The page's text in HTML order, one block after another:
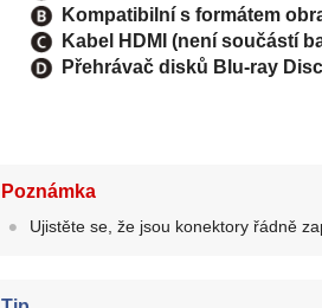
Kompatibilní s formátem
Kabel HDMI (není součástí
Přehrávač disků Blu-ray
Poznámka
Ujistěte se, že jsou konektory řádně